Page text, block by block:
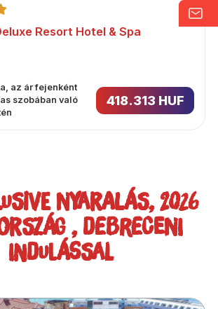
Resort Hotel & Spa
az ár fejenként
szobában való
418.313 HUF
NYARALÁS, 2026
, DEBRECENI
INDULÁSSAL